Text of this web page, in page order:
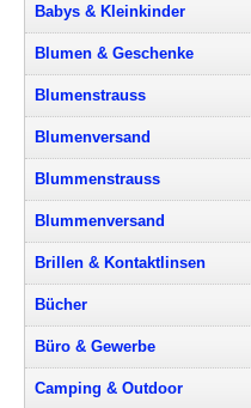
Babys & Kleinkinder
Blumen & Geschenke
Blumenstrauss
Blumenversand
Blummenstrauss
Blummenversand
Brillen & Kontaktlinsen
Bücher
Büro & Gewerbe
Camping & Outdoor